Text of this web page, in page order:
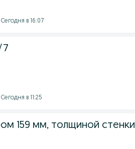
в 16:07
7
в 11:25
159 мм, толщиной стенки